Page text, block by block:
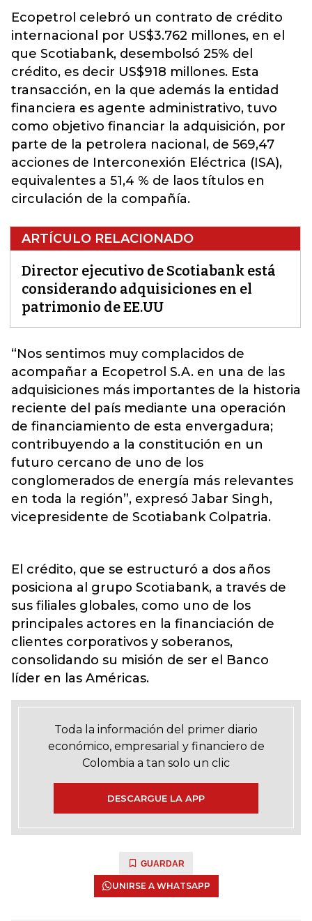
Ecopetrol celebró un contrato de crédito
internacional por US$3.762 millones, en el
que Scotiabank, desembolsó 25% del
crédito, es decir US$918 millones. Esta
transacción, en la que además la entidad
financiera es agente administrativo, tuvo
como objetivo financiar la adquisición, por
parte de la petrolera nacional, de 569,47
acciones de Interconexión Eléctrica (ISA),
equivalentes a 51,4 % de laos títulos en
circulación de la compañía.
ARTÍCULO RELACIONADO
Director ejecutivo de Scotiabank está
considerando adquisiciones en el
patrimonio de EE.UU
“Nos sentimos muy complacidos de
acompañar a Ecopetrol S.A. en una de las
adquisiciones más importantes de la historia
reciente del país mediante una operación
de financiamiento de esta envergadura;
contribuyendo a la constitución en un
futuro cercano de uno de los
conglomerados de energía más relevantes
en toda la región”, expresó Jabar Singh,
vicepresidente de Scotiabank Colpatria.
El crédito, que se estructuró a dos años
posiciona al grupo Scotiabank, a través de
sus filiales globales, como uno de los
principales actores en la financiación de
clientes corporativos y soberanos,
consolidando su misión de ser el Banco
líder en las Américas.
Toda la información del primer diario
económico, empresarial y financiero de
Colombia a tan solo un clic
DESCARGUE LA APP
GUARDAR
UNIRSE A WHATSAPP